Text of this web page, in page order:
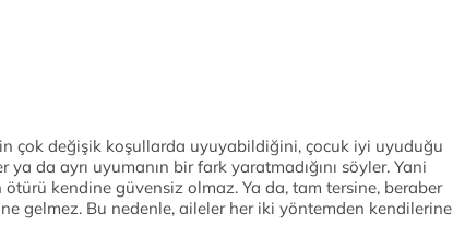
çok değişik koşullarda uyuyabildiğini, çocuk iyi uyuduğu
ya da ayrı uyumanın bir fark yaratmadığını söyler. Yani
kendine güvensiz olmaz. Ya da, tam tersine, beraber
gelmez. Bu nedenle, aileler her iki yöntemden kendilerine